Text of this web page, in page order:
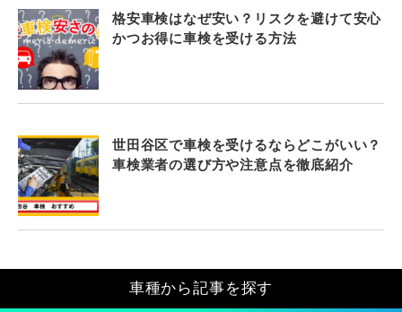
格安車検はなぜ安い？リスクを避けて安心
かつお得に車検を受ける方法
世田谷区で車検を受けるならどこがいい？
車検業者の選び方や注意点を徹底紹介
車種から記事を探す